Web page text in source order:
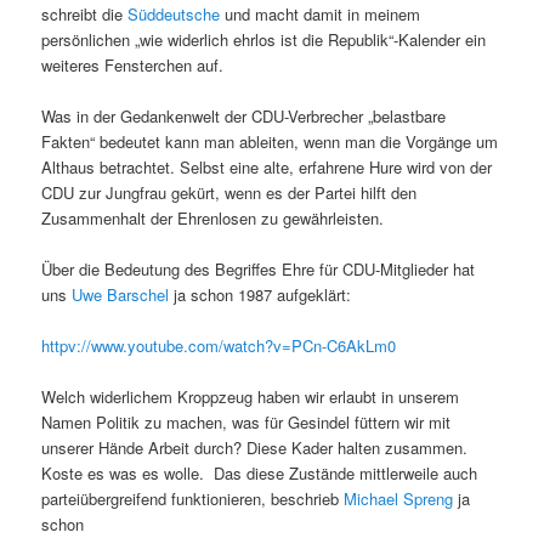
schreibt dieSüddeutsche und macht damit in meinem
persönlichen „wie widerlich ehrlos ist die Republik“-Kalender ein
weiteres Fensterchen auf.
Was in der Gedankenwelt der CDU-Verbrecher „belastbare
Fakten“ bedeutet kann man ableiten, wenn man die Vorgänge um
Althaus betrachtet. Selbst eine alte, erfahrene Hure wird von der
CDU zur Jungfrau gekürt, wenn es der Partei hilft den
Zusammenhalt der Ehrenlosen zu gewährleisten.
Über die Bedeutung des Begriffes Ehre für CDU-Mitglieder hat
uns Uwe Barschel ja schon 1987 aufgeklärt:
httpv://www.youtube.com/watch?v=PCn-C6AkLm0
Welch widerlichem Kroppzeug haben wir erlaubt in unserem
Namen Politik zu machen, was für Gesindel füttern wir mit
unserer Hände Arbeit durch? Diese Kader halten zusammen.
Koste es was es wolle. Das diese Zustände mittlerweile auch
parteiübergreifend funktionieren, beschrieb Michael Spreng ja
schon